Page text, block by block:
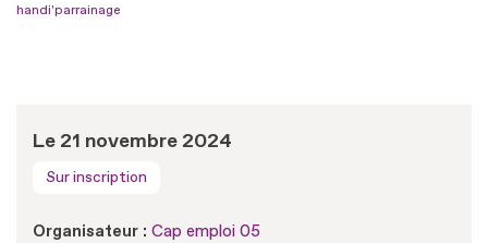
handi'parrainage
Le 21 novembre 2024
Sur inscription
Organisateur : Cap emploi 05